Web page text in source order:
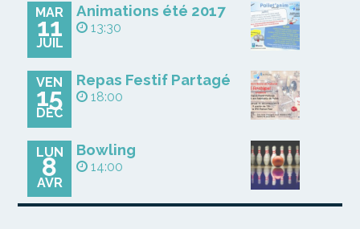
MAR
11
JUIL
Animations été 2017
13:30
VEN
15
DÉC
Repas Festif Partagé
18:00
LUN
8
AVR
Bowling
14:00